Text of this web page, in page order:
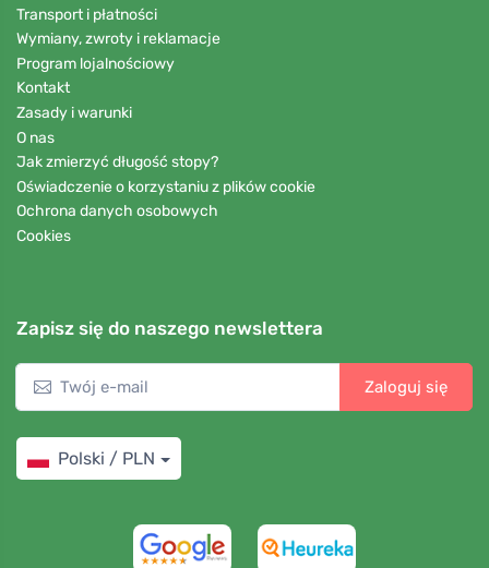
Transport i płatności
Wymiany, zwroty i reklamacje
Program lojalnościowy
Kontakt
Zasady i warunki
O nas
Jak zmierzyć długość stopy?
Oświadczenie o korzystaniu z plików cookie
Ochrona danych osobowych
Cookies
Zapisz się do naszego newslettera
Zaloguj się
Polski / PLN